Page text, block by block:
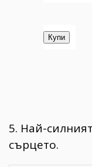
5. Най-
сърцето.